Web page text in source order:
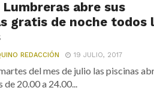
abre sus
gratis de noche todos
REDACCIÓN 19 JULIO, 2017
del mes de julio las piscinas
de 20.00 a 24.00...